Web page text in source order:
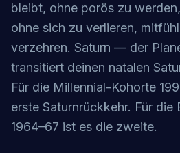
bleibt, ohne porös zu
ohne sich zu verlieren,
verzehren. Saturn — der
transitiert deinen natalen
Für die Millennial-Kohorte
erste Saturnrückkehr. Für die
1964–67 ist es die zweite.